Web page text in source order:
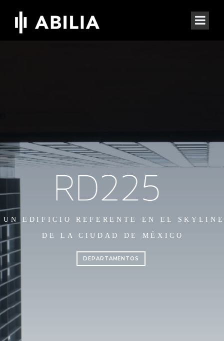
UN EDIFICIO REFERENTE EN EL
DE LA CIUDAD DE MÉXICO
DEPARTAMENTOS